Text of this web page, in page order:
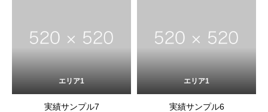
エリア1
実績サンプル7
エリア1
実績サンプル6